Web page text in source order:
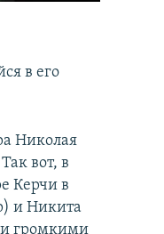
в его
Николая
вот, в
Керчи в
и Никита
громкими